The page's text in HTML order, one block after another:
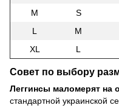
M
S
L
M
XL
L
Совет по выбору
Леггинсы маломерят на
стандартной украинской